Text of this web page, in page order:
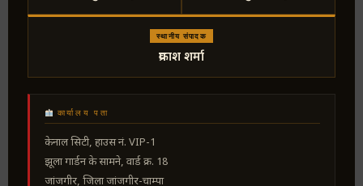
स्थानीय संपादक
प्रकाश शर्मा
कार्यालय पता
केनाल सिटी, हाउस नं. VIP-1
झूला गार्डन के सामने, वार्ड क्र. 18
जांजगीर, जिला जांजगीर-चाम्पा